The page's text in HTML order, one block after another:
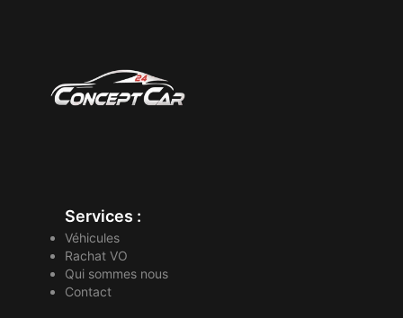
Services :
Véhicules
Rachat VO
Qui sommes nous
Contact